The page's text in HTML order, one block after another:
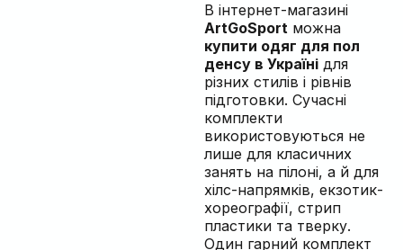
В інтернет-магазині
ArtGoSportможна
купити одяг для пол
денсу в Українідля
різних стилів і рівнів
підготовки. Сучасні
комплекти
використовуються не
лише для класичних
занять на пілоні, а й для
хілс-напрямків, екзотик-
хореографії, стрип
пластики та тверку.
Один гарний комплект